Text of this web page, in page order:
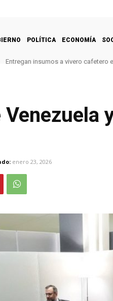
POLÍTICA ECONOMÍA
Entregan insumos a vivero
enero 23, 2026